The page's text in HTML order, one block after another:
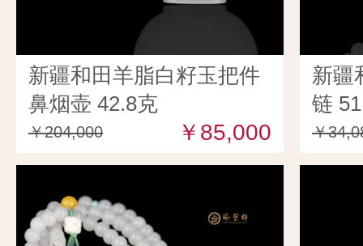
新疆和田羊脂白籽玉把件
鼻烟壶 42.8克
￥204,000 ￥85,000
新疆
链
￥